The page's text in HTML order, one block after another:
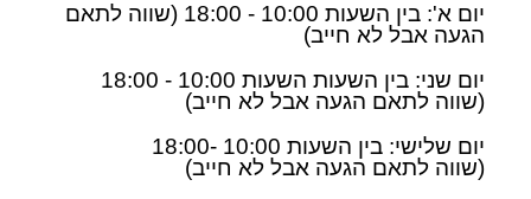
יום א': בין השעות 10:00 - 18:00 (שווה לתאם
הגעה אבל לא חייב)
יום שני: בין השעות השעות 10:00 - 18:00
(שווה לתאם הגעה אבל לא חייב)
יום שלישי: בין השעות 10:00 -18:00
(שווה לתאם הגעה אבל לא חייב)